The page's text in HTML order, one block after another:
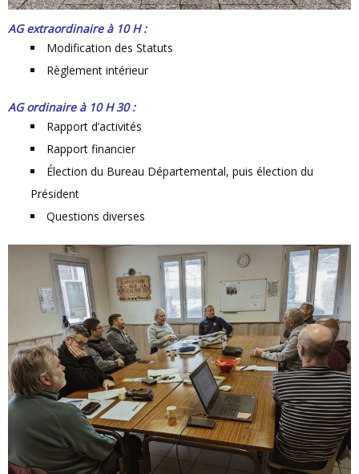
AG extraordinaire à 10 H :
Modification des Statuts
Règlement intérieur
AG ordinaire à 10 H 30 :
Rapport d’activités
Rapport financier
Élection du Bureau Départemental, puis élection du
Président
Questions diverses